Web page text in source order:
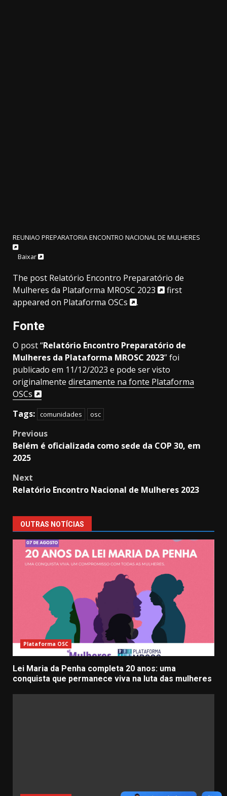
REUNIAO PREPARATORIA ENCONTRO NACIONAL DE MULHERES
Baixar
The post Relatório Encontro Preparatório de
Mulheres da Plataforma MROSC 2023
first
appeared on Plataforma OSCs .
Fonte
O post “Relatório Encontro Preparatório de
Mulheres da Plataforma MROSC 2023” foi
publicado em 11/12/2023 e pode ser visto
originalmente diretamente na fonte Plataforma
OSCs
Tags: comunidades osc
Post
navigation
Previous
Belém é oficializada como sede da COP 30, em
2025
Next
Relatório Encontro Nacional de Mulheres 2023
OUTRAS NOTÍCIAS
Plataforma OSC
Lei Maria da Penha completa 20 anos: uma
conquista que permanece viva na luta das mulheres